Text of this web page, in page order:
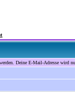
Deine E-Mail-Adresse wird